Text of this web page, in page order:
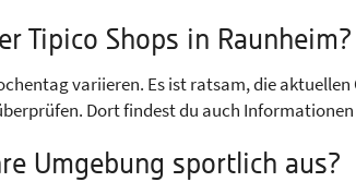
Tipico Shops in Raunheim?
variieren. Es ist ratsam, die
Dort findest du auch Informationen
Umgebung sportlich aus?